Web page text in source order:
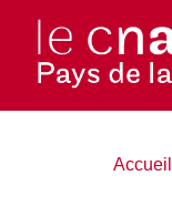
Vous
Accueil